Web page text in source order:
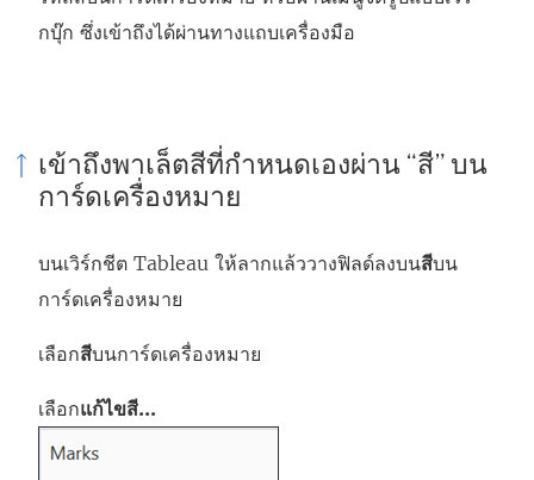
กบุ๊ก ซึ่งเข้าถึงได้ผ่านทางแถบเครื่องมือ
เข้าถึงพาเล็ตสีที่กําหนดเองผ่าน “สี” บน
การ์ดเครื่องหมาย
บนเวิร์กชีต Tableau ให้ลากแล้ววางฟิลด์ลงบนสีบน
การ์ดเครื่องหมาย
เลือกสีบนการ์ดเครื่องหมาย
เลือกแก้ไขสี...